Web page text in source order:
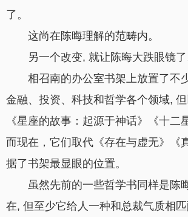
了。
这尚在陈晦理解的范畴内。
另一个改变, 就让陈晦大跌眼镜了
相召南的办公室书架上放置了不
金融、投资、科技和哲学各个领域,
《星座的故事：起源于神话》《十二
而现在，它们取代《存在与虚无》《
据了书架最显眼的位置。
虽然先前的一些哲学书同样是陈
在, 但至少它给人一种和总裁气质相匹